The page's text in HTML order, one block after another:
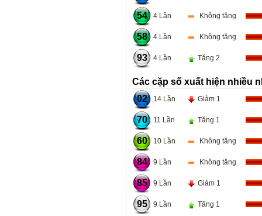
54 4 Lần Không tăng
58 4 Lần Không tăng
93 4 Lần Tăng 2
Các cặp số xuất hiện nhiều
02
14 Lần Giảm 1
70 11 Lần Tăng 1
60 10 Lần Không tăng
84 9 Lần Không tăng
85 9 Lần Giảm 1
95 9 Lần Tăng 1